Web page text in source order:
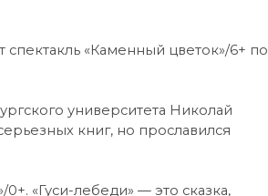
спектакль «Каменный цветок»/6+ по
университета Николай
книг, но прославился
«Гуси-лебеди» — это сказка,